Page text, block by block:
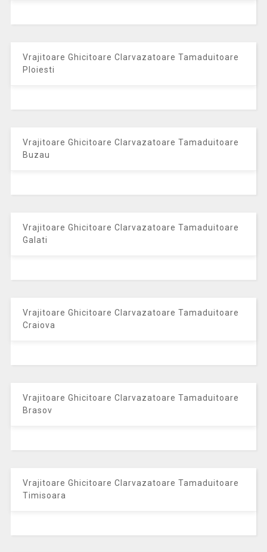
Vrajitoare Ghicitoare Clarvazatoare Tamaduitoare
Ploiesti
Vrajitoare Ghicitoare Clarvazatoare Tamaduitoare
Buzau
Vrajitoare Ghicitoare Clarvazatoare Tamaduitoare
Galati
Vrajitoare Ghicitoare Clarvazatoare Tamaduitoare
Craiova
Vrajitoare Ghicitoare Clarvazatoare Tamaduitoare
Brasov
Vrajitoare Ghicitoare Clarvazatoare Tamaduitoare
Timisoara